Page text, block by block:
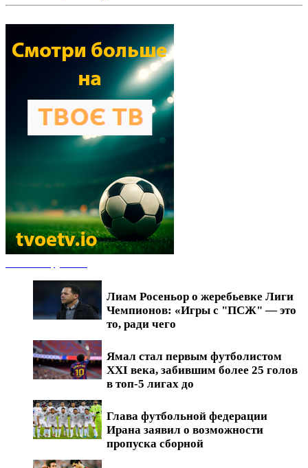
Лиам Росеньор о жеребьевке Лиги
Чемпионов: «Игры с "ПСЖ" — это
то, ради чего
Ямал стал первым футболистом
XXI века, забившим более 25 голов
в топ-5 лигах до
Глава футбольной федерации
Ирана заявил о возможности
пропуска сборной